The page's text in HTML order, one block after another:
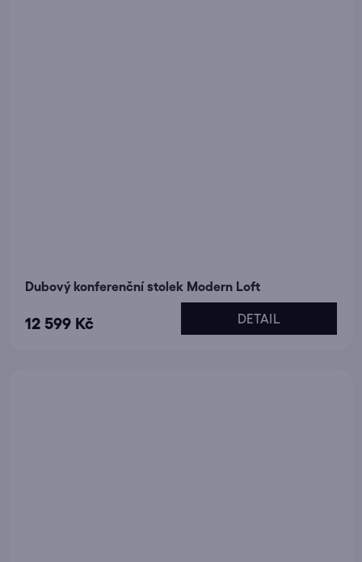
Dubový konferenční stolek Modern Loft
12 599 Kč DETAIL